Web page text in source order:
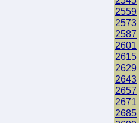
2559
2573
2587
2601
2615
2629
2643
2657
2671
2685